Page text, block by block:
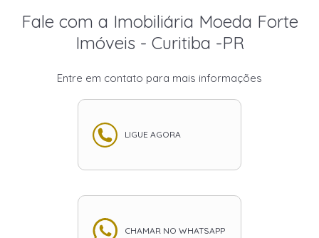
Fale com a Imobiliária Moeda Forte
Imóveis - Curitiba -PR
Entre em contato para mais informações
LIGUE AGORA
CHAMAR NO WHATSAPP